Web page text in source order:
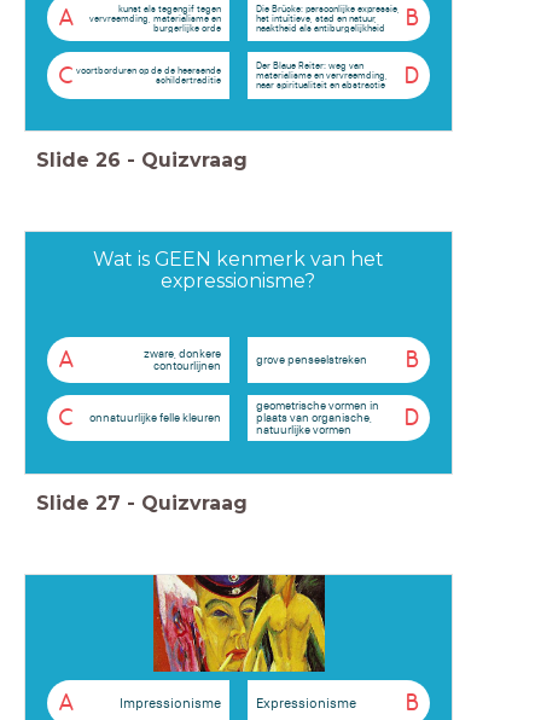
A
kunst als tegengif tegen
vervreemding, materialisme en
burgerlijke orde
B
Die Brücke: persoonlijke expressie,
het intuïtieve, stad en natuur,
naaktheid als antiburgelijkheid
C voortborduren op de de heersende
schildertraditie
D
Der Blaue Reiter: weg van
materialisme en vervreemding,
naar spiritualiteit en abstractie
Slide 26 - Quizvraag
Wat is GEEN kenmerk van het
expressionisme?
A
zware, donkere
contourlijnen
B
grove penseelstreken
C onnatuurlijke felle kleuren D
geometrische vormen in
plaats van organische,
natuurlijke vormen
Slide 27 - Quizvraag
A Impressionisme B
Expressionisme